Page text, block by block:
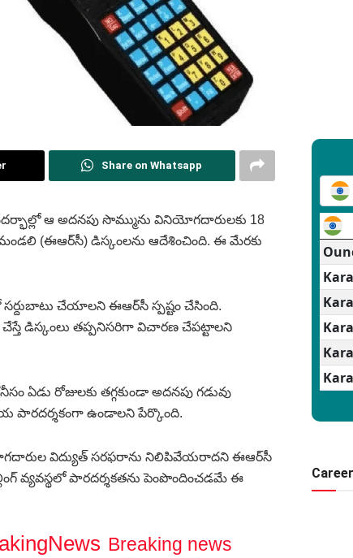
Share on Whatsapp
ఆ అదనపు సొమ్మును వినియోగదారులకు 18
(ఈఆర్‌సీ) డిస్కంలను ఆదేశించింది. ఈ మేరకు
సర్దుబాటు చేయాలని ఈఆర్‌సీ స్పష్టం చేసింది.
డిస్కంలు తప్పనిసరిగా విచారణ చేపట్టాలని
ఏడు రోజులకు తగ్గకుండా అదనపు గడువు
పారదర్శకంగా ఉండాలని పేర్కొంది.
విద్యుత్ సరఫరాను నిలిపివేయరాదని ఈఆర్‌సీ
వ్యవస్థలో పారదర్శకతను పెంపొందించడమే ఈ
Breaking news
Career